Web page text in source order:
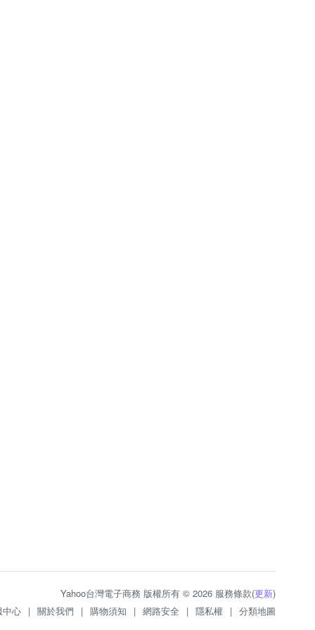
Yahoo台灣電子商務 版權所有 © 2026 服務條款(更新)
中心 | 關於我們 | 購物須知 | 網路安全 | 隱私權 | 分類地圖